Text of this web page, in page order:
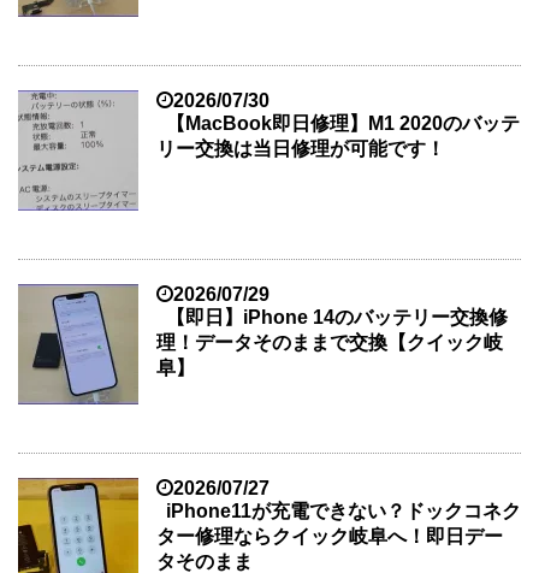
2026/07/30
【MacBook即日修理】M1 2020のバッテ
リー交換は当日修理が可能です！
2026/07/29
【即日】iPhone 14のバッテリー交換修
理！データそのままで交換【クイック岐
阜】
2026/07/27
iPhone11が充電できない？ドックコネク
ター修理ならクイック岐阜へ！即日デー
タそのまま